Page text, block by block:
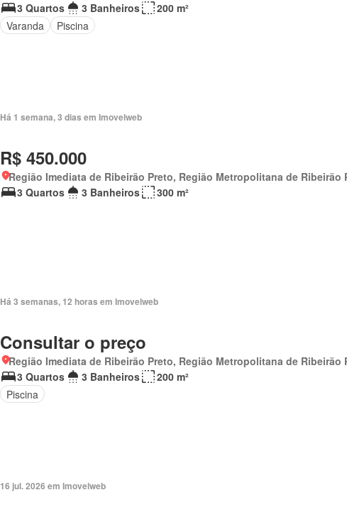
3 Quartos
3 Banheiros
200 m²
Varanda
Piscina
Há 1 semana, 3 dias em Imovelweb
R$ 450.000
Região Imediata de Ribeirão Preto, Região Metropolitana de Ribeirão
3 Quartos
3 Banheiros 300 m²
Há 3 semanas, 12 horas em Imovelweb
Consultar o preço
Região Imediata de Ribeirão Preto, Região Metropolitana de Ribeirão
3 Quartos
3 Banheiros
200 m²
Piscina
16 jul. 2026 em Imovelweb